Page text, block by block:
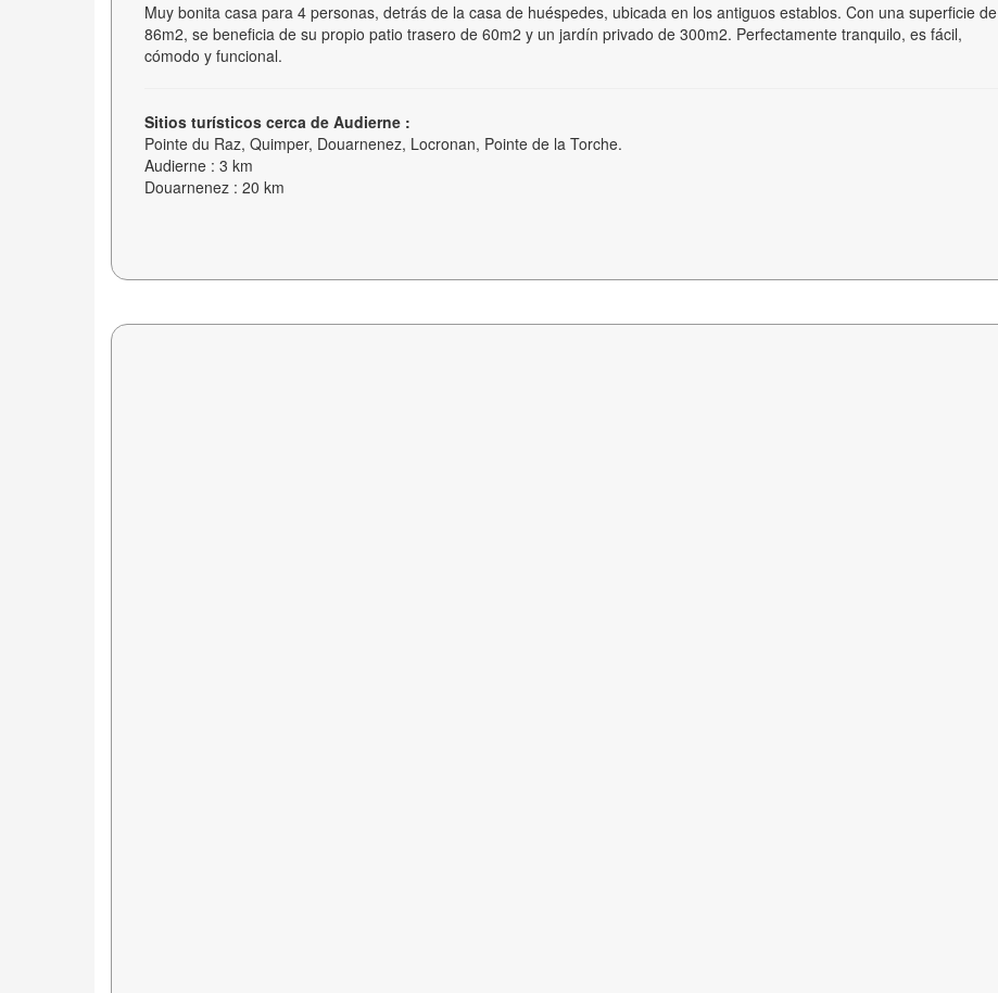
Muy bonita casa para 4 personas, detrás de la casa de huéspedes, ubicada en los antiguos establos. Con una superficie de
86m2, se beneficia de su propio patio trasero de 60m2 y un jardín privado de 300m2. Perfectamente tranquilo, es fácil,
cómodo y funcional.
Sitios turísticos cerca de Audierne :
Pointe du Raz, Quimper, Douarnenez, Locronan, Pointe de la Torche.
Audierne : 3 km
Douarnenez : 20 km